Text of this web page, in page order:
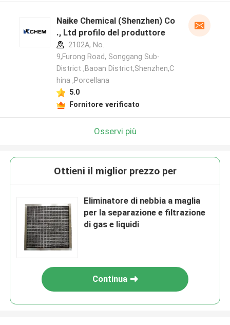
Naike Chemical (Shenzhen) Co
., Ltd profilo del produttore
2102A, No.
9,Furong Road, Songgang Sub-
District ,Baoan District,Shenzhen,C
hina ,Porcellana
5.0
Fornitore verificato
Osservi più
Ottieni il miglior prezzo per
Eliminatore di nebbia a maglia
per la separazione e filtrazione
di gas e liquidi
Continua